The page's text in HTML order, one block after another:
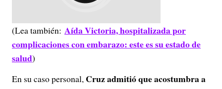
(Lea también: Aída Victoria, hospitalizada por
complicaciones con embarazo: este es su estado de
salud)
En su caso personal, Cruz admitió que acostumbra a